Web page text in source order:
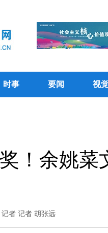
时事 要闻 视
！余姚
者 记者 胡张远